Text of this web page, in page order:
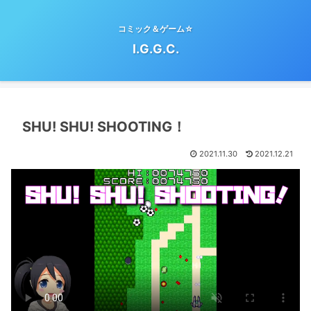
コミック＆ゲーム☆
I.G.G.C.
SHU! SHU! SHOOTING！
2021.11.30 2021.12.21